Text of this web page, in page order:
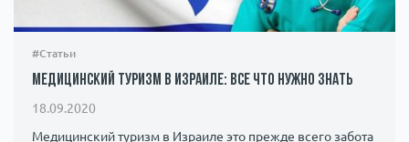
#Статьи
Медицинский туризм в Израиле: все что нужно знать
18.09.2020
Медицинский туризм в Израиле это прежде всего забота